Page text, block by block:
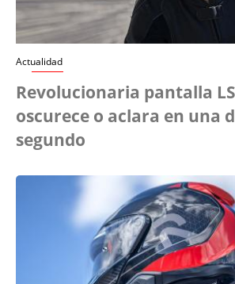
Actualidad
Revolucionaria pantalla
oscurece o aclara en una
segundo